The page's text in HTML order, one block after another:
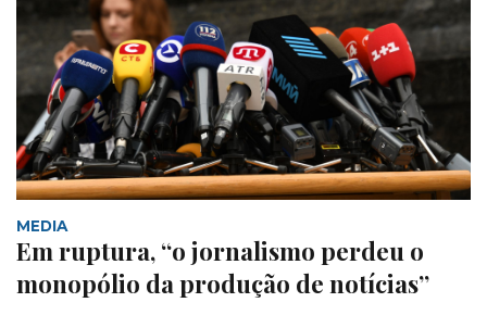
MEDIA
Em ruptura, “o jornalismo perdeu o
monopólio da produção de notícias”